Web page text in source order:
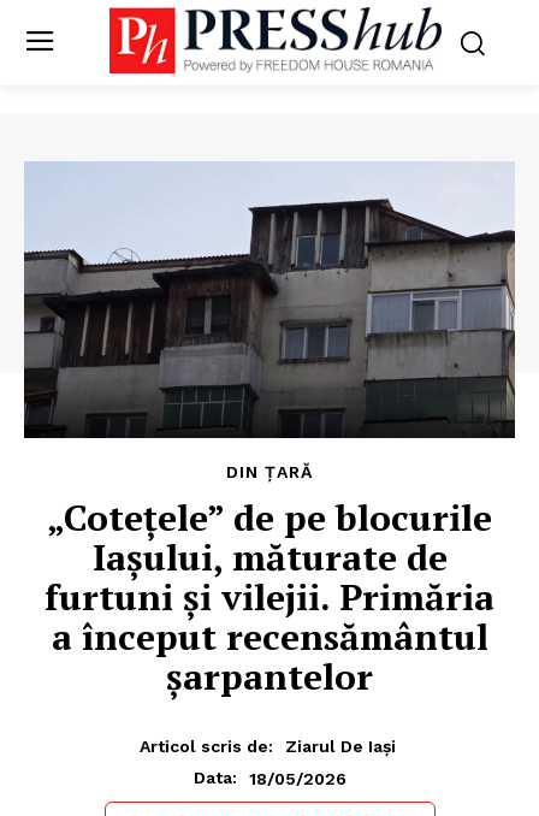
DIN ȚARĂ
„Cotețele” de pe blocurile
Iașului, măturate de
furtuni și vilejii. Primăria
a început recensământul
șarpantelor
Articol scris de:
Ziarul De Iași
Data:
18/05/2026